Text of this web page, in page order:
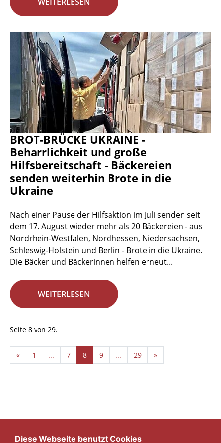
BROT-BRÜCKE UKRAINE -
Beharrlichkeit und große
Hilfsbereitschaft - Bäckereien
senden weiterhin Brote in die
Ukraine
Nach einer Pause der Hilfsaktion im Juli senden seit
dem 17. August wieder mehr als 20 Bäckereien - aus
Nordrhein-Westfalen, Nordhessen, Niedersachsen,
Schleswig-Holstein und Berlin - Brote in die Ukraine.
Die Bäcker und Bäckerinnen helfen erneut...
WEITERLESEN
Seite 8 von 29.
« 1 ... 7 8 9 ... 29 »
Diese Webseite benutzt Cookies